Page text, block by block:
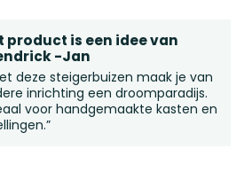
product is een idee van
-Jan
deze steigerbuizen maak je van
inrichting een droomparadijs.
voor handgemaakte kasten en